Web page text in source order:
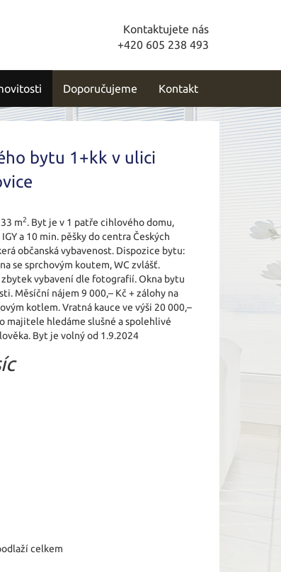
Kontaktujete nás
+420 605 238 493
Doporučujeme Kontakt
bytu 1+kk v ulici
m2. Byt je v 1 patře cihlového domu,
a 10 min. pěšky do centra Českých
občanská vybavenost. Dispozice bytu:
se sprchovým koutem, WC zvlášť.
vybavení dle fotografií. Okna bytu
Měsíční nájem 9 000,– Kč + zálohy na
kotlem. Vratná kauce ve výši 20 000,–
majitele hledáme slušné a spolehlivé
Byt je volný od 1.9.2024
celkem